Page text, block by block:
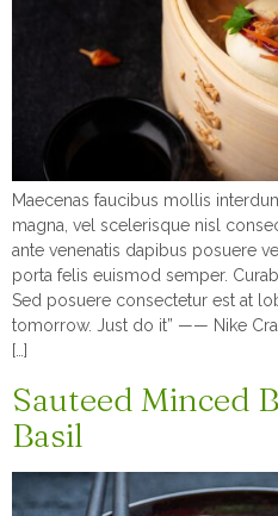
Maecenas faucibus mollis
magna, vel scelerisque nisl
ante venenatis dapibus posuere
porta felis euismod semper.
Sed posuere consectetur est at
tomorrow. Just do it” —— Nike
[…]
Sauteed Minced
Basil